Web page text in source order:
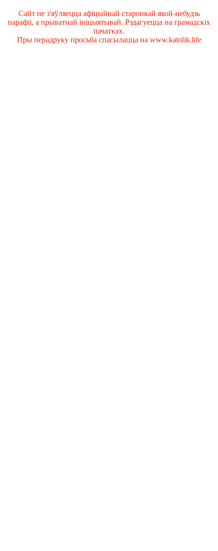
Сайт не з'яўляецца афіцыйнай старонкай якой-небудзь
парафіі, а прыватнай ініцыятывай. Рэдагуецца на грамадскіх
пачатках.
Пры перадруку просьба спасылацца на www.katolik.life